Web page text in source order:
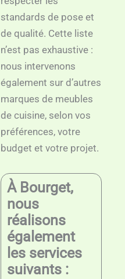
standards de pose et
de qualité. Cette liste
n’est pas exhaustive :
nous intervenons
également sur d’autres
marques de meubles
de cuisine, selon vos
préférences, votre
budget et votre projet.
À Bourget,
nous
réalisons
également
les services
suivants :